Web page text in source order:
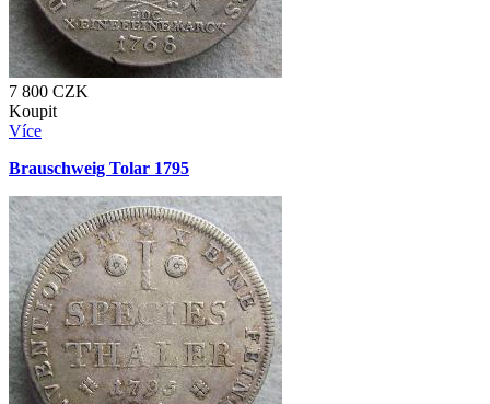
7 800 CZK
Koupit
Více
Brauschweig Tolar 1795